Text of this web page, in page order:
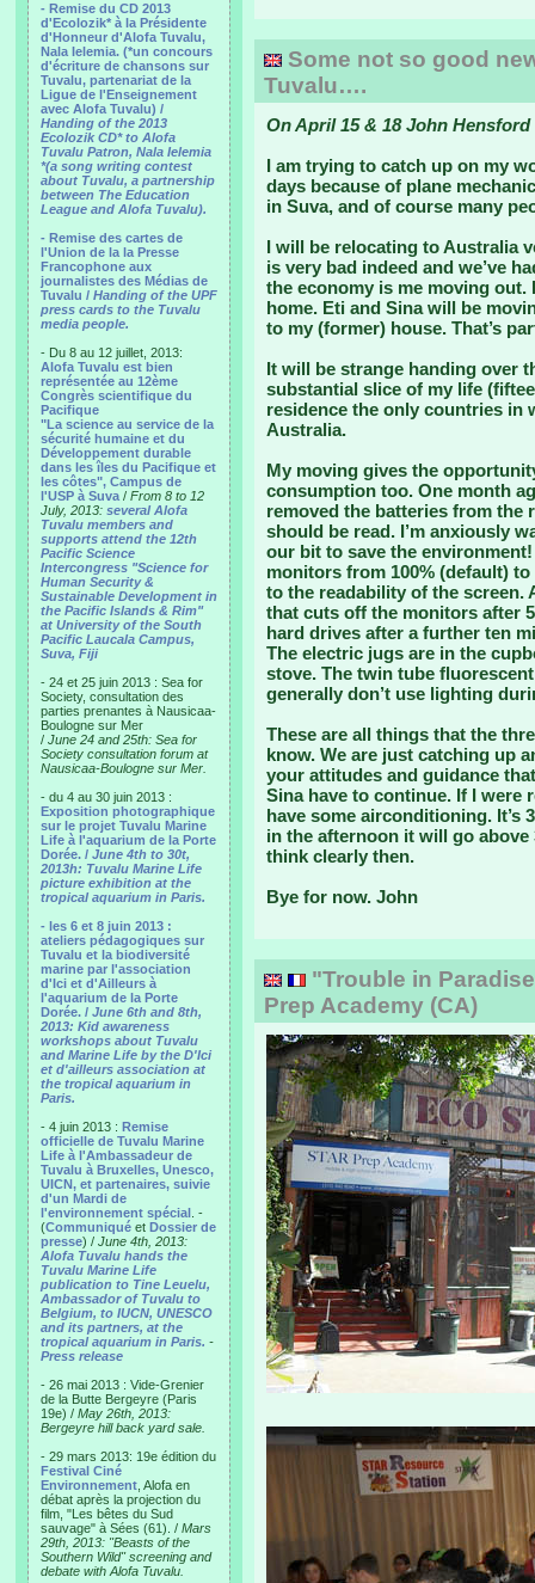
- Remise du CD 2013
d'Ecolozik* à la Présidente
d'Honneur d'Alofa Tuvalu,
Nala Ielemia. (*un concours
d'écriture de chansons sur
Tuvalu, partenariat de la
Ligue de l'Enseignement
avec Alofa Tuvalu) /
Handing of the 2013
Ecolozik CD* to Alofa
Tuvalu Patron, Nala Ielemia
*(a song writing contest
about Tuvalu, a partnership
between The Education
League and Alofa Tuvalu).
- Remise des cartes de
l'Union de la la Presse
Francophone aux
journalistes des Médias de
Tuvalu / Handing of the UPF
press cards to the Tuvalu
media people.
- Du 8 au 12 juillet, 2013:
Alofa Tuvalu est bien
représentée au 12ème
Congrès scientifique du
Pacifique
"La science au service de la
sécurité humaine et du
Développement durable
dans les îles du Pacifique et
les côtes", Campus de
l'USP à Suva / From 8 to 12
July, 2013: several Alofa
Tuvalu members and
supports attend the 12th
Pacific Science
Intercongress "Science for
Human Security &
Sustainable Development in
the Pacific Islands & Rim"
at University of the South
Pacific Laucala Campus,
Suva, Fiji
- 24 et 25 juin 2013 : Sea for
Society, consultation des
parties prenantes à Nausicaa-
Boulogne sur Mer
/ June 24 and 25th: Sea for
Society consultation forum at
Nausicaa-Boulogne sur Mer.
- du 4 au 30 juin 2013 :
Exposition photographique
sur le projet Tuvalu Marine
Life à l'aquarium de la Porte
Dorée. / June 4th to 30t,
2013h: Tuvalu Marine Life
picture exhibition at the
tropical aquarium in Paris.
- les 6 et 8 juin 2013 :
ateliers pédagogiques sur
Tuvalu et la biodiversité
marine par l'association
d'Ici et d'Ailleurs à
l'aquarium de la Porte
Dorée. / June 6th and 8th,
2013: Kid awareness
workshops about Tuvalu
and Marine Life by the D'Ici
et d'ailleurs association at
the tropical aquarium in
Paris.
- 4 juin 2013 : Remise
officielle de Tuvalu Marine
Life à l'Ambassadeur de
Tuvalu à Bruxelles, Unesco,
UICN, et partenaires, suivie
d'un Mardi de
l'environnement spécial . -
(Communiqué et Dossier de
presse) / June 4th, 2013:
Alofa Tuvalu hands the
Tuvalu Marine Life
publication to Tine Leuelu,
Ambassador of Tuvalu to
Belgium, to IUCN, UNESCO
and its partners, at the
tropical aquarium in Paris. -
Press release
- 26 mai 2013 : Vide-Grenier
de la Butte Bergeyre (Paris
19e) / May 26th, 2013:
Bergeyre hill back yard sale.
- 29 mars 2013: 19e édition du
Festival Ciné
Environnement , Alofa en
débat après la projection du
film, "Les bêtes du Sud
sauvage" à Sées (61). / Mars
29th, 2013: "Beasts of the
Southern Wild" screening and
debate with Alofa Tuvalu.
Some not so good
Tuvalu….
On April 15 & 18 John
I am trying to catch up on my
days because of plane
in Suva, and of course many
I will be relocating to Australia
is very bad indeed and we’ve
the economy is me moving
home. Eti and Sina will be
to my (former) house. That’s
It will be strange handing over
substantial slice of my life
residence the only countries in
Australia.
My moving gives the
consumption too. One month
removed the batteries from the
should be read. I’m anxiously
our bit to save the
monitors from 100% (default)
to the readability of the screen.
that cuts off the monitors after
hard drives after a further ten
The electric jugs are in the
stove. The twin tube
generally don’t use lighting
These are all things that the
know. We are just catching up
your attitudes and guidance
Sina have to continue. If I were
have some airconditioning.
in the afternoon it will go above
think clearly then.
Bye for now. John
"Trouble in
Prep Academy (CA)